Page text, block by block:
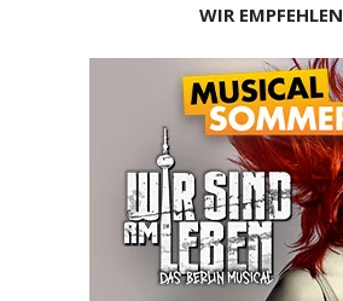
WIR EMPFEHLEN